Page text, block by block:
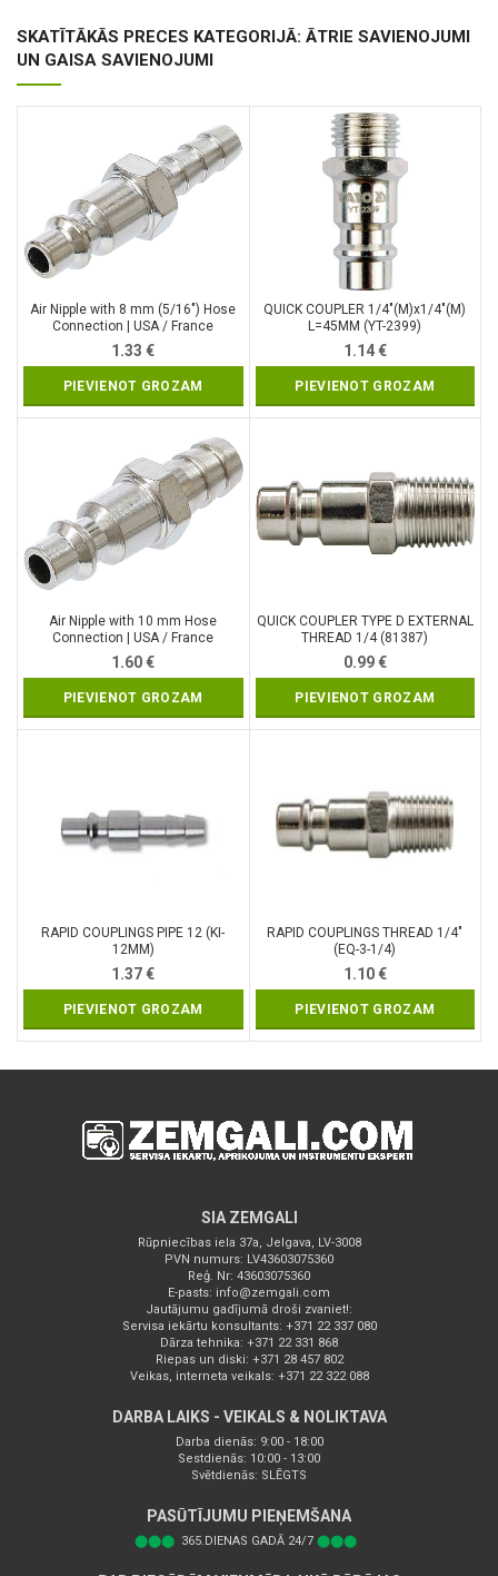
SKATĪTĀKĀS PRECES KATEGORIJĀ: ĀTRIE SAVIENOJUMI
UN GAISA SAVIENOJUMI
Air Nipple with 8 mm (5/16″) Hose
Connection | USA / France
Standard (7061)
1.33€
PIEVIENOT GROZAM
QUICK COUPLER 1/4″(M)x1/4″(M)
L=45MM (YT-2399)
1.14€
PIEVIENOT GROZAM
Air Nipple with 10 mm Hose
Connection | USA / France
Standard (7062)
1.60€
PIEVIENOT GROZAM
QUICK COUPLER TYPE D EXTERNAL
THREAD 1/4 (81387)
0.99€
PIEVIENOT GROZAM
RAPID COUPLINGS PIPE 12 (KI-
12MM)
1.37€
PIEVIENOT GROZAM
RAPID COUPLINGS THREAD 1/4″
(EQ-3-1/4)
1.10€
PIEVIENOT GROZAM
SIA ZEMGALI
Rūpniecības iela 37a, Jelgava, LV-3008
PVN numurs: LV43603075360
Reģ. Nr: 43603075360
E-pasts: info@zemgali.com
Jautājumu gadījumā droši zvaniet!:
Servisa iekārtu konsultants: +371 22 337 080
Dārza tehnika: +371 22 331 868
Riepas un diski: +371 28 457 802
Veikas, interneta veikals: +371 22 322 088
DARBA LAIKS - VEIKALS & NOLIKTAVA
Darba dienās: 9:00 - 18:00
Sestdienās: 10:00 - 13:00
Svētdienās: SLĒGTS
PASŪTĪJUMU PIEŅEMŠANA
⬤⬤⬤ 365.DIENAS GADĀ 24/7 ⬤⬤⬤